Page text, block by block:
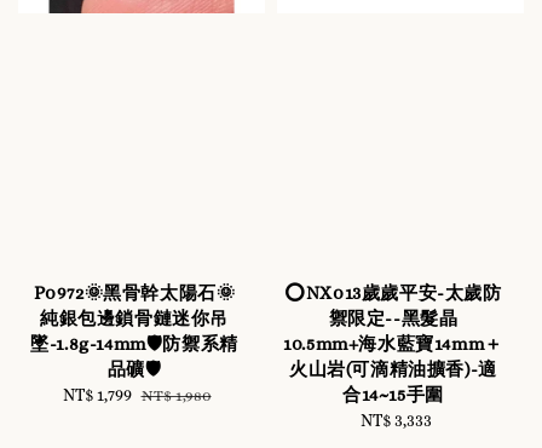
P0972🌞黑骨幹太陽石🌞
純銀包邊鎖骨鏈迷你吊
墜-1.8g-14mm🛡️防禦系精
品礦🛡️
Sale
NT$ 1,799 Regular
NT$ 1,980
⭕️NX013歲歲平安-太歲防
禦限定--黑髮晶
10.5mm+海水藍寶14mm＋
火山岩(可滴精油擴香)-適
合14~15手圍
Regular
NT$ 3,333